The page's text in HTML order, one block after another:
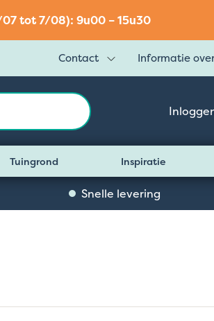
tot 7/08): 9u00 – 15u30
Contact Informatie
Tuingrond Inspiratie
Snelle levering